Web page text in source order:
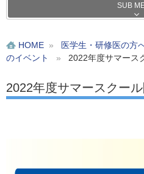
SUB
HOME » 医学生・研修医の方
のイベント
» 2022年度サマース
2022年度サマースクー